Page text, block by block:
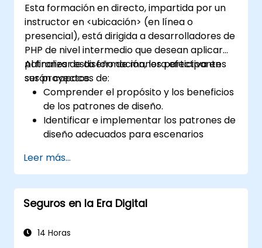
Esta formación en directo, impartida por un
instructor en <ubicación> (en línea o
presencial), está dirigida a desarrolladores de
PHP de nivel intermedio que desean aplicar
patrones de diseño de manera efectiva en
sus proyectos.
Al finalizar esta formación, los participantes
serán capaces de:
Comprender el propósito y los beneficios
de los patrones de diseño.
Identificar e implementar los patrones de
diseño adecuados para escenarios
Estructurar aplicaciones PHP utilizando
las mejores prácticas reconocidas por la
industria.
Integrar patrones en frameworks
Leer más...
Seguros en la Era Digital
14 Horas